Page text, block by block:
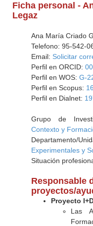
Ficha personal -
Legaz
Ana María Criado
Telefono: 95-542-
Email: Solicitar
Perfil en ORCID:
Perfil en WOS: G-
Perfil en Scopus:
Perfil en Dialnet:
Grupo de
Contexto y
Departamento/
Experimentales y
Situación
Responsable
proyectos/
Proyecto
Las